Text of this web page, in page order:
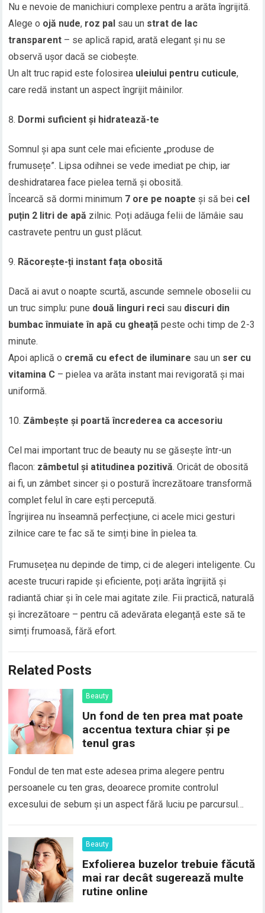
Nu e nevoie de manichiuri complexe pentru a arăta îngrijită.
Alege o ojă nude, roz pal sau un strat de lac
transparent – se aplică rapid, arată elegant și nu se
observă ușor dacă se ciobește.
Un alt truc rapid este folosirea uleiului pentru cuticule,
care redă instant un aspect îngrijit mâinilor.
Dormi suficient și hidratează-te
Somnul și apa sunt cele mai eficiente „produse de
frumusețe”. Lipsa odihnei se vede imediat pe chip, iar
deshidratarea face pielea ternă și obosită.
Încearcă să dormi minimum 7 ore pe noapte și să bei cel
puțin 2 litri de apă zilnic. Poți adăuga felii de lămâie sau
castravete pentru un gust plăcut.
Răcorește-ți instant fața obosită
Dacă ai avut o noapte scurtă, ascunde semnele oboselii cu
un truc simplu: pune două linguri reci sau discuri din
bumbac înmuiate în apă cu gheață peste ochi timp de 2-3
minute.
Apoi aplică o cremă cu efect de iluminare sau un ser cu
vitamina C – pielea va arăta instant mai revigorată și mai
uniformă.
Zâmbește și poartă încrederea ca accesoriu
Cel mai important truc de beauty nu se găsește într-un
flacon: zâmbetul și atitudinea pozitivă. Oricât de obosită
ai fi, un zâmbet sincer și o postură încrezătoare transformă
complet felul în care ești percepută.
Îngrijirea nu înseamnă perfecțiune, ci acele mici gesturi
zilnice care te fac să te simți bine în pielea ta.
Frumusețea nu depinde de timp, ci de alegeri inteligente. Cu
aceste trucuri rapide și eficiente, poți arăta îngrijită și
radiantă chiar și în cele mai agitate zile. Fii practică, naturală
și încrezătoare – pentru că adevărata eleganță este să te
simți frumoasă, fără efort.
Related Posts
Beauty
Un fond de ten prea mat poate
accentua textura chiar și pe
tenul gras
Fondul de ten mat este adesea prima alegere pentru
persoanele cu ten gras, deoarece promite controlul
excesului de sebum și un aspect fără luciu pe parcursul
cea mai avantajoasă opțiune. În anumite situații, un fond de
ten cu efect puternic…
Beauty
Exfolierea buzelor trebuie făcută
mai rar decât sugerează multe
rutine online